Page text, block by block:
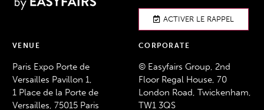
ACTIVER LE RAPPEL
VENUE
Paris Expo Porte de
Versailles Pavillon 1,
1 Place de la Porte de
Versailles, 75015 Paris
CORPORATE
© Easyfairs Group, 2nd
Floor Regal House, 70
London Road, Twickenham,
TW1 3QS